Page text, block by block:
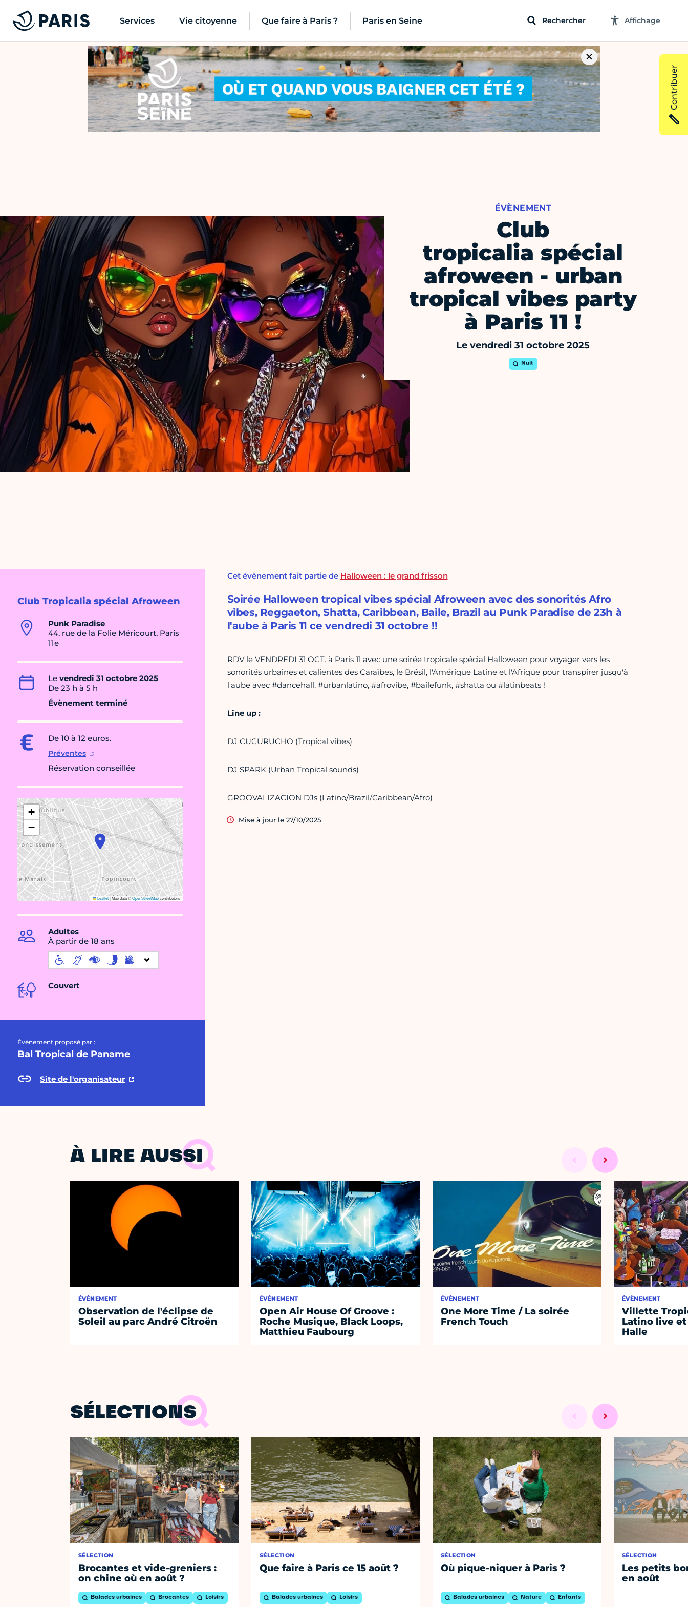
Services Vie citoyenne Que faire à Paris ? Paris en Seine Rechercher Affichage
ÉVÈNEMENT
Club
tropicalia spécial
afroween - urban
tropical vibes party
à Paris 11 !
Le vendredi 31 octobre 2025
Nuit
Club Tropicalia spécial Afroween
Punk Paradise
44, rue de la Folie Méricourt, Paris
11e
Le vendredi 31 octobre 2025
De 23 h à 5 h
Évènement terminé
De 10 à 12 euros.
Préventes
Réservation conseillée
+
−
Leaflet|Map data ©OpenStreetMapcontributors
Adultes
À partir de 18 ans
Couvert
Évènement proposé par :
Bal Tropical de Paname
Site de l'organisateur
Cet évènement fait partie de Halloween : le grand frisson
Soirée Halloween tropical vibes spécial Afroween avec des sonorités Afro
vibes, Reggaeton, Shatta, Caribbean, Baile, Brazil au Punk Paradise de 23h à
l'aube à Paris 11 ce vendredi 31 octobre !!
RDV le VENDREDI 31 OCT. à Paris 11 avec une soirée tropicale spécial Halloween pour voyager vers les
sonorités urbaines et calientes des Caraïbes, le Brésil, l'Amérique Latine et l'Afrique pour transpirer jusqu'à
l'aube avec #dancehall, #urbanlatino, #afrovibe, #bailefunk, #shatta ou #latinbeats !
Line up :
DJ CUCURUCHO (Tropical vibes)
DJ SPARK (Urban Tropical sounds)
GROOVALIZACION DJs (Latino/Brazil/Caribbean/Afro)
Mise à jour le 27/10/2025
À LIRE AUSSI
ÉVÈNEMENT
Observation de l'éclipse de
Soleil au parc André Citroën
ÉVÈNEMENT
Open Air House Of Groove :
Roche Musique, Black Loops,
Matthieu Faubourg
ÉVÈNEMENT
One More Time / La soirée
French Touch
ÉVÈNEMENT
Villette
Latino live et
Halle
SÉLECTIONS
SÉLECTION
Brocantes et vide-greniers :
on chine où en août ?
Balades urbaines Brocantes Loisirs
SÉLECTION
Que faire à Paris ce 15 août ?
Balades urbaines Loisirs
SÉLECTION
Où pique-niquer à Paris ?
Balades urbaines Nature Enfants
SÉLECTION
Les petits
en août
Contribuer